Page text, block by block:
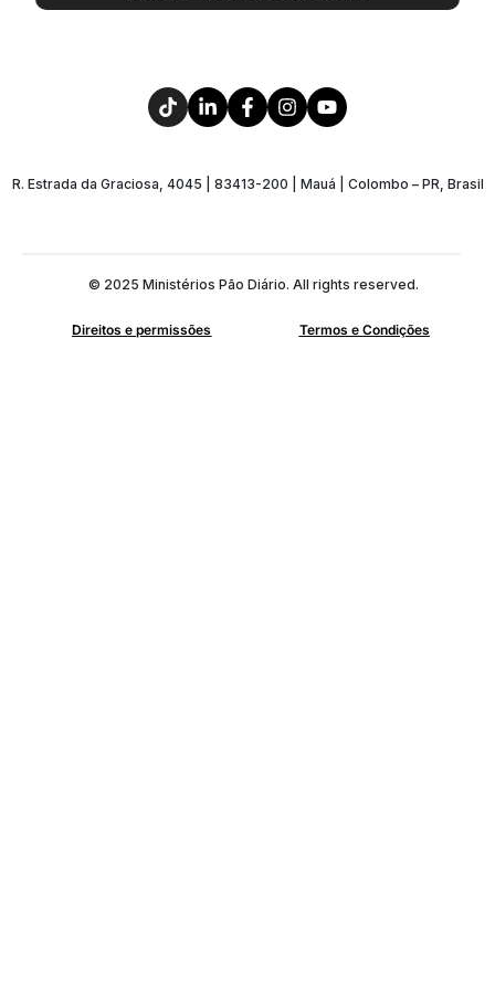
R. Estrada da Graciosa, 4045 | 83413-200 | Mauá | Colombo – PR, Brasil
© 2025 Ministérios Pão Diário. All rights reserved.
Direitos e permissões Termos e Condições